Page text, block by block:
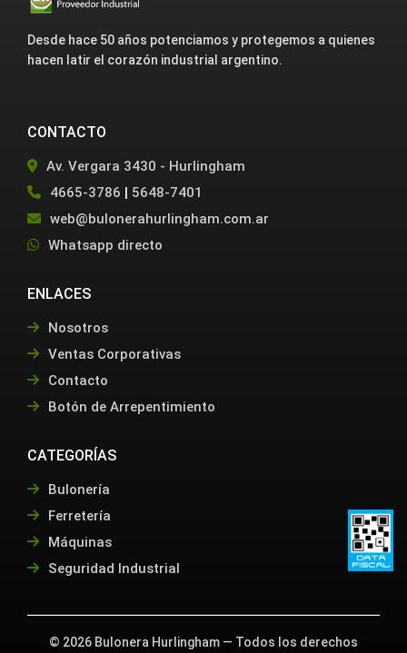
Desde hace 50 años potenciamos y protegemos a quienes
hacen latir el corazón industrial argentino.
CONTACTO
Av. Vergara 3430 - Hurlingham
4665-3786 | 5648-7401
web@bulonerahurlingham.com.ar
Whatsapp directo
ENLACES
Nosotros
Ventas Corporativas
Contacto
Botón de Arrepentimiento
CATEGORÍAS
Bulonería
Ferretería
Máquinas
Seguridad Industrial
© 2026 Bulonera Hurlingham — Todos los derechos